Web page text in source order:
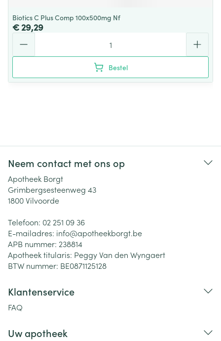
Biotics C Plus Comp 100x500mg Nf
€ 29,29
Bestel
Neem contact met ons op
Apotheek Borgt
Grimbergsesteenweg 43
1800Vilvoorde
Telefoon: 02 251 09 36
E-mailadres: info@apotheekborgt.be
APB nummer: 238814
Apotheek titularis: Peggy Van den Wyngaert
BTW nummer: BE0871125128
Klantenservice
FAQ
Uw apotheek